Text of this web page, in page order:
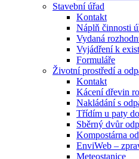
Stavební úřad
Kontakt
Náplň činnosti
Vydaná
Vyjádření k
Formuláře
Životní prostředí a
Kontakt
Kácení dřevin
Nakládání s
Třídím u paty
Sběrný dvůr
Kompostárna
EnviWeb –
Meteostanice